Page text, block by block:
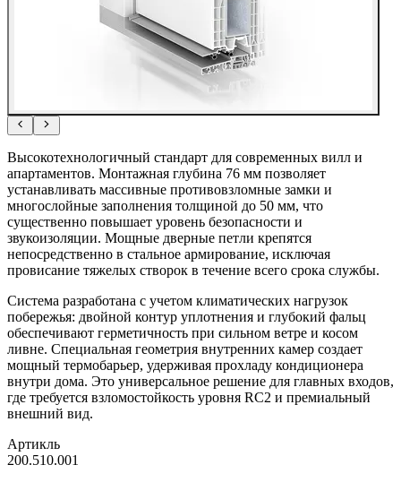
Высокотехнологичный стандарт для современных вилл и
апартаментов. Монтажная глубина 76 мм позволяет
устанавливать массивные противовзломные замки и
многослойные заполнения толщиной до 50 мм, что
существенно повышает уровень безопасности и
звукоизоляции. Мощные дверные петли крепятся
непосредственно в стальное армирование, исключая
провисание тяжелых створок в течение всего срока службы.
Система разработана с учетом климатических нагрузок
побережья: двойной контур уплотнения и глубокий фальц
обеспечивают герметичность при сильном ветре и косом
ливне. Специальная геометрия внутренних камер создает
мощный термобарьер, удерживая прохладу кондиционера
внутри дома. Это универсальное решение для главных входов,
где требуется взломостойкость уровня RC2 и премиальный
внешний вид.
Артикль
200.510.001